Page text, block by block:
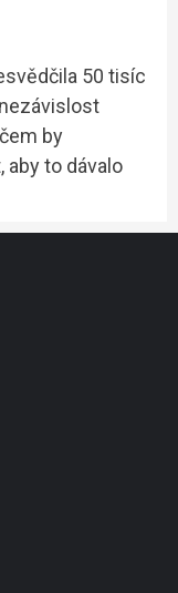
50 tisíc
by
aby to dávalo